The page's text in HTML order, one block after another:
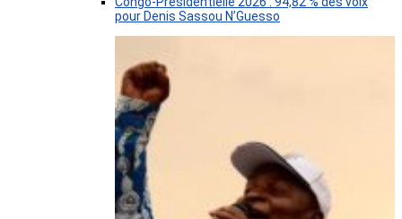
pour Denis Sassou N’Guesso